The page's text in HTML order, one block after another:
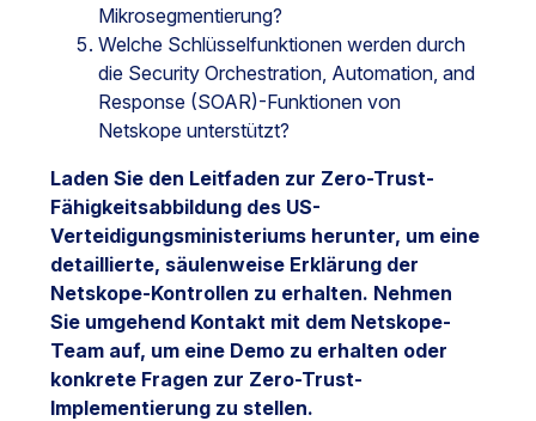
Mikrosegmentierung?
Welche Schlüsselfunktionen werden durch
die Security Orchestration, Automation, and
Response (SOAR)-Funktionen von
Netskope unterstützt?
Laden Sie den Leitfaden zur Zero-Trust-
Fähigkeitsabbildung des US-
Verteidigungsministeriums herunter, um eine
detaillierte, säulenweise Erklärung der
Netskope-Kontrollen zu erhalten. Nehmen
Sie umgehend Kontakt mit dem Netskope-
Team auf, um eine Demo zu erhalten oder
konkrete Fragen zur Zero-Trust-
Implementierung zu stellen.